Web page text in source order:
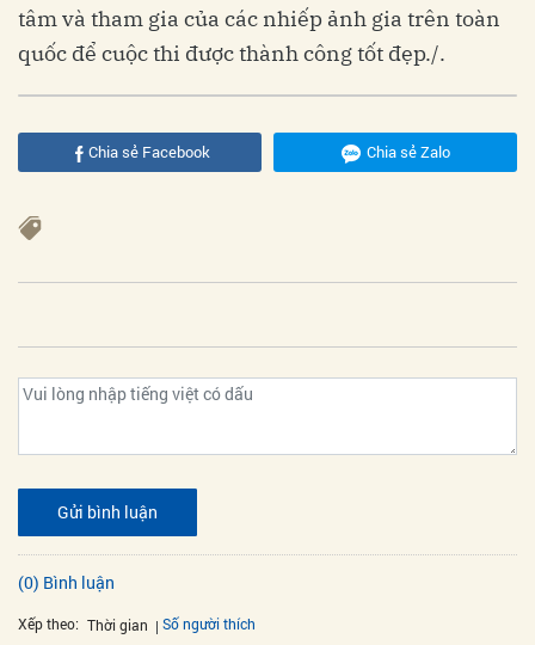
tâm và tham gia của các nhiếp ảnh gia trên toàn
quốc để cuộc thi được thành công tốt đẹp./.
Chia sẻ Facebook Chia sẻ Zalo
Gửi bình luận
(0) Bình luận
Xếp theo: Thời gian Số người thích